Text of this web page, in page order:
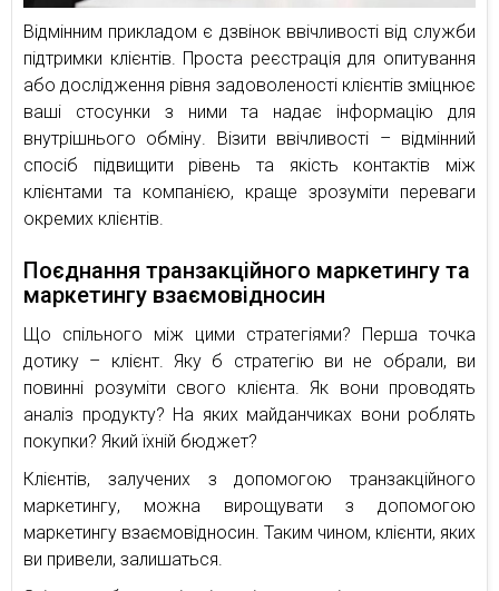
Відмінним прикладом є дзвінок ввічливості від служби
підтримки клієнтів. Проста реєстрація для опитування
або дослідження рівня задоволеності клієнтів зміцнює
ваші стосунки з ними та надає інформацію для
внутрішнього обміну. Візити ввічливості – відмінний
спосіб підвищити рівень та якість контактів між
клієнтами та компанією, краще зрозуміти переваги
окремих клієнтів.
Поєднання транзакційного маркетингу та
маркетингу взаємовідносин
Що спільного між цими стратегіями? Перша точка
дотику – клієнт. Яку б стратегію ви не обрали, ви
повинні розуміти свого клієнта. Як вони проводять
аналіз продукту? На яких майданчиках вони роблять
покупки? Який їхній бюджет?
Клієнтів, залучених з допомогою транзакційного
маркетингу, можна вирощувати з допомогою
маркетингу взаємовідносин. Таким чином, клієнти, яких
ви привели, залишаться.